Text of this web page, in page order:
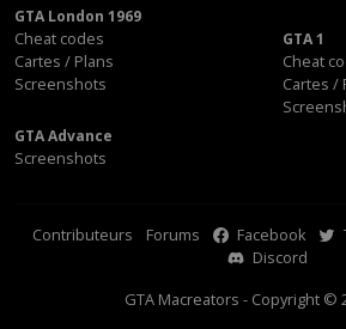
GTA London 1969
Cheat codes
Cartes / Plans
Screenshots
GTA 1
Cheat
Cartes /
GTA Advance
Screenshots
Contributeurs Forums Facebook
Discord
GTA Macreators - Copyright ©